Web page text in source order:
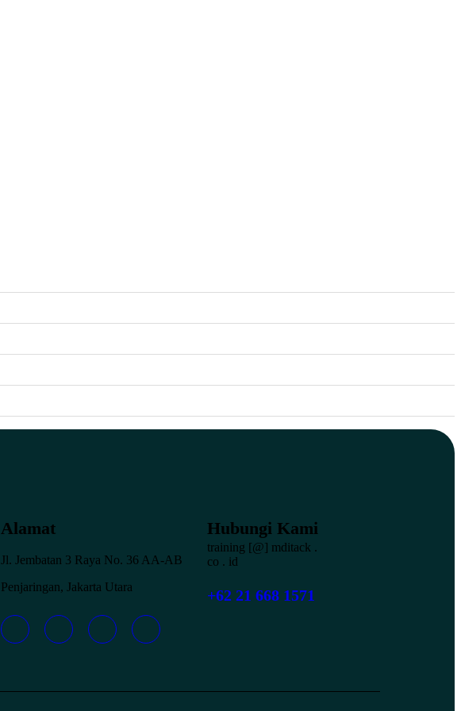
Alamat
Jl. Jembatan 3 Raya No. 36 AA-AB
Penjaringan, Jakarta Utara
Hubungi Kami
training [@] mditack .
co . id
+62 21 668 1571